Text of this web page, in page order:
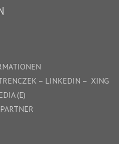
– LINKEDIN – XING
(E)